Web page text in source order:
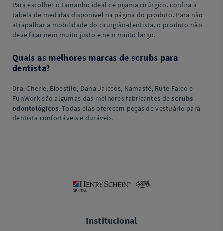
Para escolher o tamanho ideal de pijama cirúrgico, confira a
tabela de medidas disponível na página do produto. Para não
atrapalhar a mobilidade do cirurgião-dentista, o produto não
deve ficar nem muito justo e nem muito largo.
Quais as melhores marcas de scrubs para
dentista?
Dra. Cherie, Bioestilo, Dana Jalecos, Namastê, Rute Falco e
FunWork são algumas das melhores fabricantes descrubs
odontológicos. Todas elas oferecem peças de vestuário para
dentista confortáveis e duráveis.
Institucional